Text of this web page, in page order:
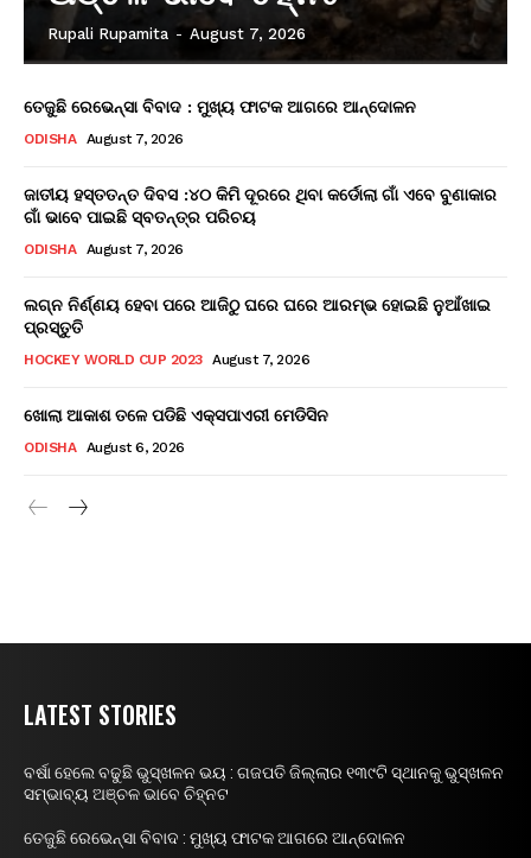
Rupali Rupamita - August 7, 2026
ତେଜୁଛି ରେଭେନ୍ସା ବିବାଦ : ମୁଖ୍ୟ ଫାଟକ ଆଗରେ ଆନ୍ଦୋଳନ
ODISHA August 7, 2026
ଜାତୀୟ ହସ୍ତତନ୍ତ ଦିବସ :୪୦ କିମି ଦୂରରେ ଥିବା କର୍ଡୋଲା ଗାଁ ଏବେ ବୁଣାକାର
ଗାଁ ଭାବେ ପାଇଛି ସ୍ବତନ୍ତ୍ର ପରିଚୟ
ODISHA August 7, 2026
ଲଗ୍ନ ନିର୍ଣ୍ଣୟ ହେବା ପରେ ଆଜିଠୁ ଘରେ ଘରେ ଆରମ୍ଭ ହୋଇଛି ନୁଆଁଖାଇ
ପ୍ରସ୍ତୁତି
HOCKEY WORLD CUP 2023 August 7, 2026
ଖୋଲା ଆକାଶ ତଳେ ପଡିଛି ଏକ୍ସପାଏରୀ ମେଡିସିନ
ODISHA August 6, 2026
LATEST STORIES
ବର୍ଷା ହେଲେ ବଢୁଛି ଭୁସ୍ଖଳନ ଭୟ : ଗଜପତି ଜିଲ୍ଲାର ୧୩୯ଟି ସ୍ଥାନକୁ ଭୁସ୍ଖଳନ
ସମ୍ଭାବ୍ୟ ଅଞ୍ଚଳ ଭାବେ ଚିହ୍ନଟ
ତେଜୁଛି ରେଭେନ୍ସା ବିବାଦ : ମୁଖ୍ୟ ଫାଟକ ଆଗରେ ଆନ୍ଦୋଳନ